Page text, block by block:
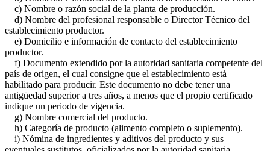
c) Nombre o razón social de la planta de producción.
d) Nombre del profesional responsable o Director Técnico del
establecimiento productor.
e) Domicilio e información de contacto del establecimiento
productor.
f) Documento extendido por la autoridad sanitaria competente del
país de origen, el cual consigne que el establecimiento está
habilitado para producir. Este documento no debe tener una
antigüedad superior a tres años, a menos que el propio certificado
indique un periodo de vigencia.
g) Nombre comercial del producto.
h) Categoría de producto (alimento completo o suplemento).
i) Nómina de ingredientes y aditivos del producto y sus